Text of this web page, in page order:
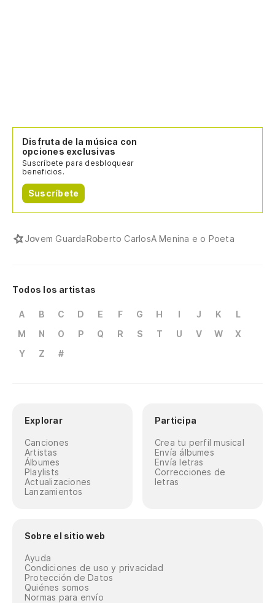
Disfruta de la música con
opciones exclusivas
Suscríbete para desbloquear
beneficios.
Suscríbete
Jovem GuardaRoberto CarlosA Menina e o Poeta
Todos los artistas
A B C D E F G H I J K
L
M
N O P Q R S T U V W
X
Y
Z #
Explorar
Canciones
Artistas
Álbumes
Playlists
Actualizaciones
Lanzamientos
Participa
Crea tu perfil musical
Envía álbumes
Envía letras
Correcciones de
letras
Sobre el sitio web
Ayuda
Condiciones de uso y privacidad
Protección de Datos
Quiénes somos
Normas para envío